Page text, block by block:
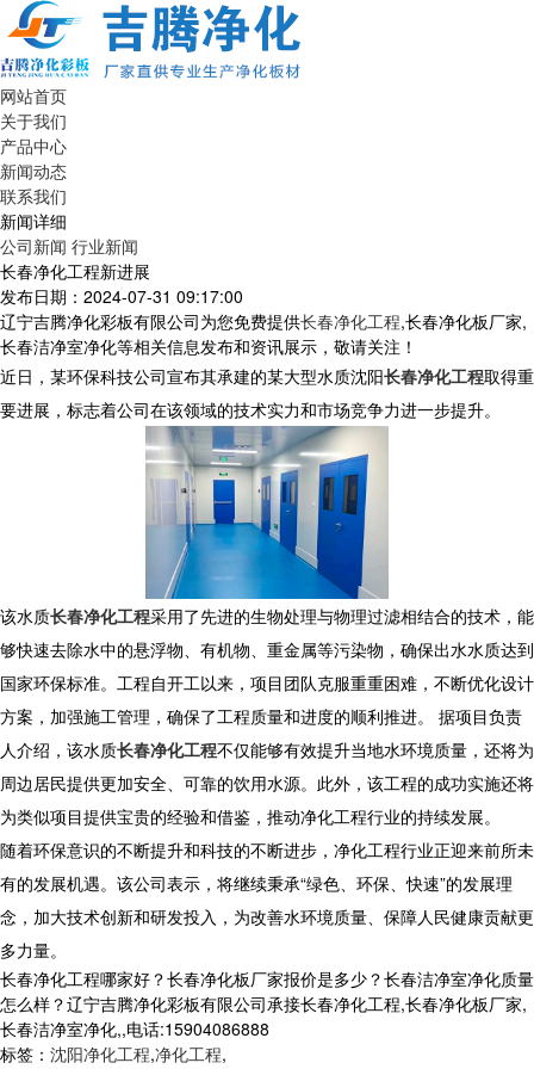
网站首页
关于我们
产品中心
新闻动态
联系我们
新闻详细
公司新闻 行业新闻
长春净化工程新进展
发布日期：2024-07-31 09:17:00
辽宁吉腾净化彩板有限公司为您免费提供长春净化工程,长春净化板厂家,
长春洁净室净化等相关信息发布和资讯展示，敬请关注！
近日，某环保科技公司宣布其承建的某大型水质沈阳长春净化工程取得重
要进展，标志着公司在该领域的技术实力和市场竞争力进一步提升。
该水质长春净化工程采用了先进的生物处理与物理过滤相结合的技术，能
够快速去除水中的悬浮物、有机物、重金属等污染物，确保出水水质达到
国家环保标准。工程自开工以来，项目团队克服重重困难，不断优化设计
方案，加强施工管理，确保了工程质量和进度的顺利推进。 据项目负责
人介绍，该水质长春净化工程不仅能够有效提升当地水环境质量，还将为
周边居民提供更加安全、可靠的饮用水源。此外，该工程的成功实施还将
为类似项目提供宝贵的经验和借鉴，推动净化工程行业的持续发展。
随着环保意识的不断提升和科技的不断进步，净化工程行业正迎来前所未
有的发展机遇。该公司表示，将继续秉承“绿色、环保、快速”的发展理
念，加大技术创新和研发投入，为改善水环境质量、保障人民健康贡献更
多力量。
长春净化工程哪家好？长春净化板厂家报价是多少？长春洁净室净化质量
怎么样？辽宁吉腾净化彩板有限公司承接长春净化工程,长春净化板厂家,
长春洁净室净化,,电话:15904086888
标签： 沈阳净化工程,净化工程,